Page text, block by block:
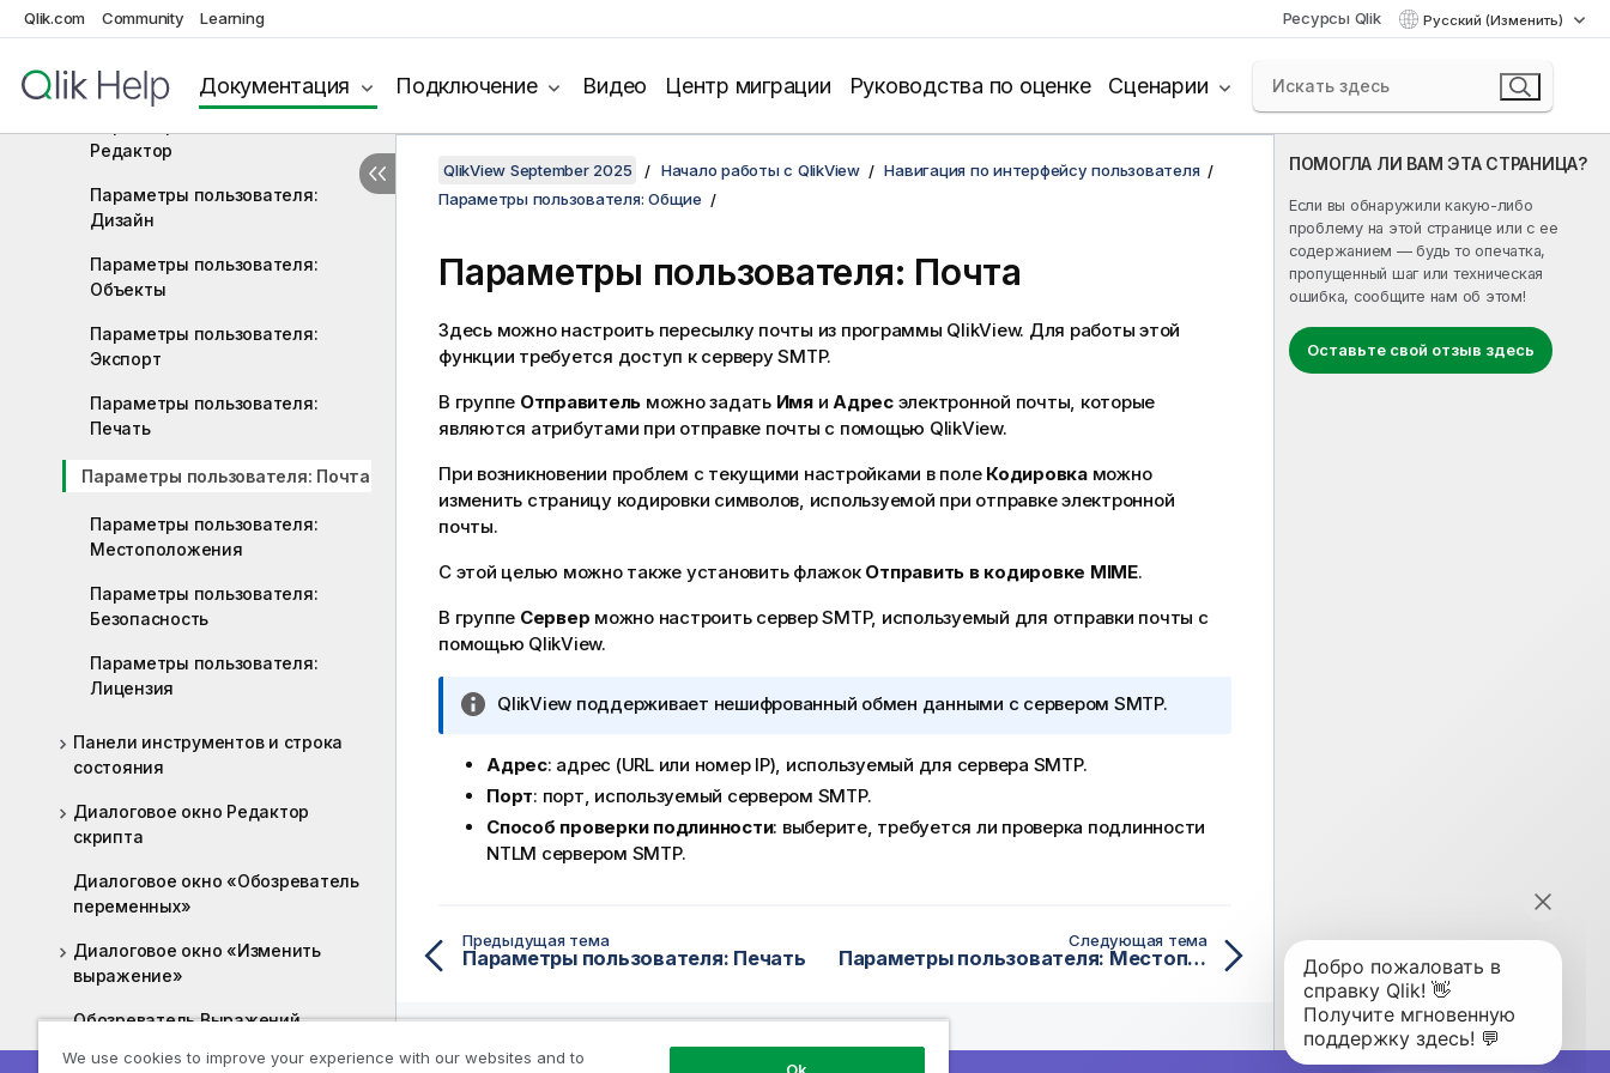
Qlik.com Community Learning Ресурсы Qlik Русский (Изменить)
Документация Подключение Видео Центр миграции Руководства по оценке Сценарии
Параметры пользователя: Общие
Сохранить
Редактор
Параметры пользователя:
Дизайн
Параметры пользователя:
Объекты
Параметры пользователя:
Экспорт
Параметры пользователя:
Печать
Параметры пользователя: Почта
Параметры пользователя:
Местоположения
Параметры пользователя:
Безопасность
Параметры пользователя:
Лицензия
Панели инструментов и строка
состояния
Диалоговое окно Редактор
скрипта
Диалоговое окно «Обозреватель
переменных»
Диалоговое окно «Изменить
выражение»
Обозреватель Выражений
Панель объектов на сервере
ПОМОГЛА ЛИ ВАМ ЭТА СТРАНИЦА?
Если вы обнаружили какую-либо
проблему на этой странице или с ее
содержанием — будь то опечатка,
пропущенный шаг или техническая
ошибка, сообщите нам об этом!
Оставьте свой отзыв здесь
QlikView September 2025 Начало работы с QlikView
Навигация по интерфейсу пользователя
Параметры пользователя: Общие
Параметры пользователя: Почта
Здесь можно настроить пересылку почты из программы QlikView. Для работы этой
функции требуется доступ к серверу SMTP.
В группе Отправитель можно задать Имяи Адресэлектронной почты, которые
являются атрибутами при отправке почты с помощью QlikView.
При возникновении проблем с текущими настройками в поле Кодировкаможно
изменить страницу кодировки символов, используемой при отправке электронной
почты.
С этой целью можно также установить флажок Отправить в кодировке MIME.
В группе Сервер можно настроить сервер SMTP, используемый для отправки почты с
помощью QlikView.
П
и
м
е
ч
а
е
к
н
QlikView поддерживает нешифрованный обмен данными с сервером SMTP.
Адрес: адрес (URL или номер IP), используемый для сервера SMTP.
Порт: порт, используемый сервером SMTP.
Способ проверки подлинности: выберите, требуется ли проверка подлинности
NTLM сервером SMTP.
Предыдущая тема
Параметры пользователя: Печать
Следующая тема
Параметры пользователя: Местоположения
We use cookies to improve your experience with our websites and to